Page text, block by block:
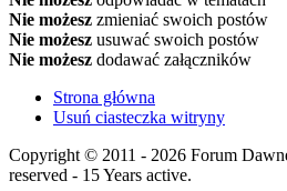
Nie możesz zmieniać swoich postów
Nie możesz usuwać swoich postów
Nie możesz dodawać załączników
Strona główna
Usuń ciasteczka witryny
Copyright © 2011 - 2026 Forum
reserved - 15 Years active.